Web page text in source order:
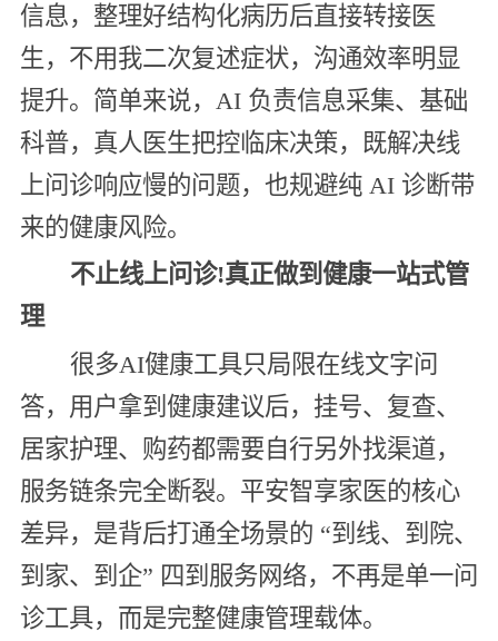
信息，整理好结构化病历后直接转接医
生，不用我二次复述症状，沟通效率明显
提升。简单来说，AI 负责信息采集、基础
科普，真人医生把控临床决策，既解决线
上问诊响应慢的问题，也规避纯 AI 诊断带
来的健康风险。
不止线上问诊!真正做到健康一站式管
理
很多AI健康工具只局限在线文字问
答，用户拿到健康建议后，挂号、复查、
居家护理、购药都需要自行另外找渠道，
服务链条完全断裂。平安智享家医的核心
差异，是背后打通全场景的 “到线、到院、
到家、到企” 四到服务网络，不再是单一问
诊工具，而是完整健康管理载体。